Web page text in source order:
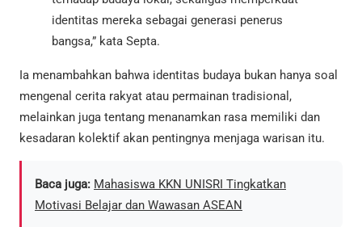
identitas mereka sebagai generasi penerus
bangsa,” kata Septa.
Ia menambahkan bahwa identitas budaya bukan hanya soal
mengenal cerita rakyat atau permainan tradisional,
melainkan juga tentang menanamkan rasa memiliki dan
kesadaran kolektif akan pentingnya menjaga warisan itu.
Baca juga: Mahasiswa KKN UNISRI Tingkatkan
Motivasi Belajar dan Wawasan ASEAN